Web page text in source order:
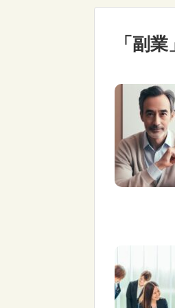
「 副業